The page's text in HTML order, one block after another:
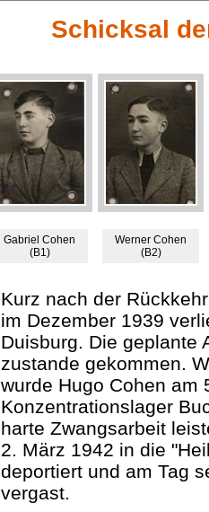
Schicksal
Gabriel Cohen
(B1)
Werner Cohen
(B2)
Kurz nach der
im Dezember 1939
Duisburg. Die geplante
zustande gekommen.
wurde Hugo Cohen am
Konzentrationslager
harte Zwangsarbeit
2. März 1942 in die
deportiert und am Tag
vergast.